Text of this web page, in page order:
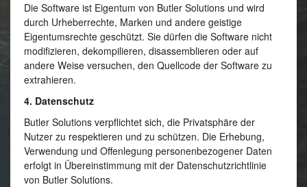
Die Software ist Eigentum von Butler Solutions und wird
durch Urheberrechte, Marken und andere geistige
Eigentumsrechte geschützt. Sie dürfen die Software nicht
modifizieren, dekompilieren, disassemblieren oder auf
andere Weise versuchen, den Quellcode der Software zu
extrahieren.
4. Datenschutz
Butler Solutions verpflichtet sich, die Privatsphäre der
Nutzer zu respektieren und zu schützen. Die Erhebung,
Verwendung und Offenlegung personenbezogener Daten
erfolgt in Übereinstimmung mit der Datenschutzrichtlinie
von Butler Solutions.